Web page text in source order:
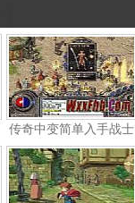
传奇中变简单入手战士